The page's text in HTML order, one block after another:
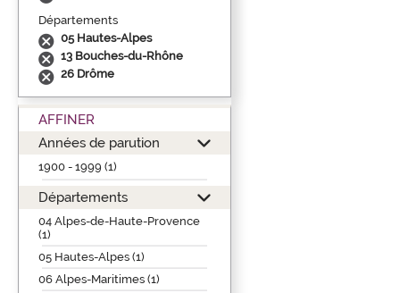
Départements
05 Hautes-Alpes
13 Bouches-du-Rhône
26 Drôme
AFFINER
Années de parution
1900 - 1999 (1)
Départements
04 Alpes-de-Haute-Provence
(1)
05 Hautes-Alpes (1)
06 Alpes-Maritimes (1)